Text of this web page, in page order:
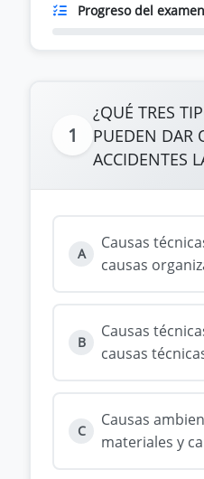
Progreso del examen
1
¿QUÉ TRES
PUEDEN DAR
ACCIDENTES
A
Causas
causas
B
Causas
causas
C
Causas
materiales y